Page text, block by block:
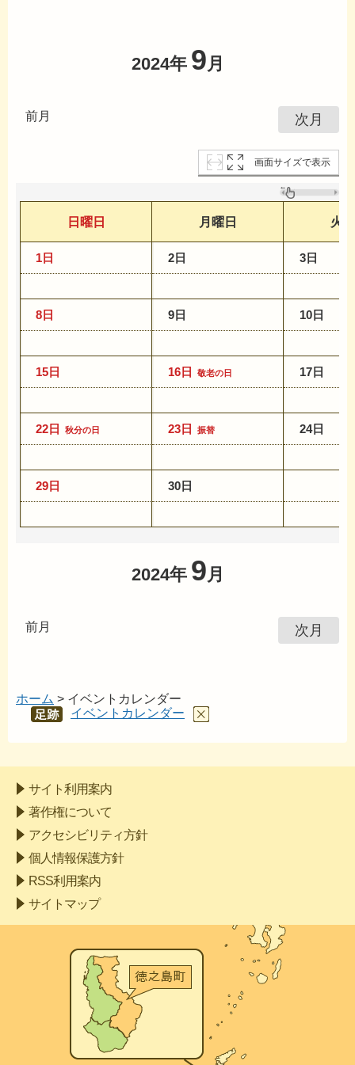
前月
2024年 9 月
次月
画面サイズで表示
日曜日 月曜日 火
1日 2日 3日
8日 9日 10日
15日 16日 敬老の日 17日
22日 秋分の日 23日 振替 24日
29日 30日
前月
2024年 9 月
次月
ホーム > イベントカレンダー
あし
イベントカレンダー
サイト利用案内
著作権について
アクセシビリティ方針
個人情報保護方針
RSS利用案内
サイトマップ